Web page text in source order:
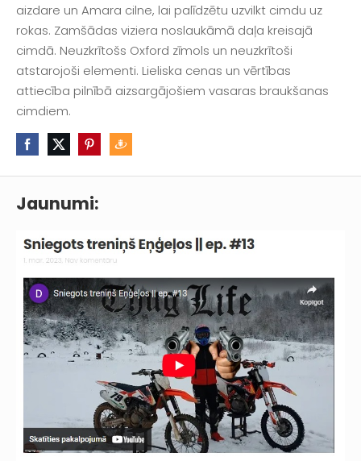
Jaunumi:
aizdare un Amara cilne, lai palīdzētu uzvilkt cimdu uz
rokas. Zamšādas viziera noslaukāmā daļa kreisajā
cimdā. Neuzkrītošs Oxford zīmols un neuzkrītoši
atstarojoši elementi. Lieliska cenas un vērtības
attiecība pilnībā aizsargājošiem vasaras braukšanas
cimdiem.